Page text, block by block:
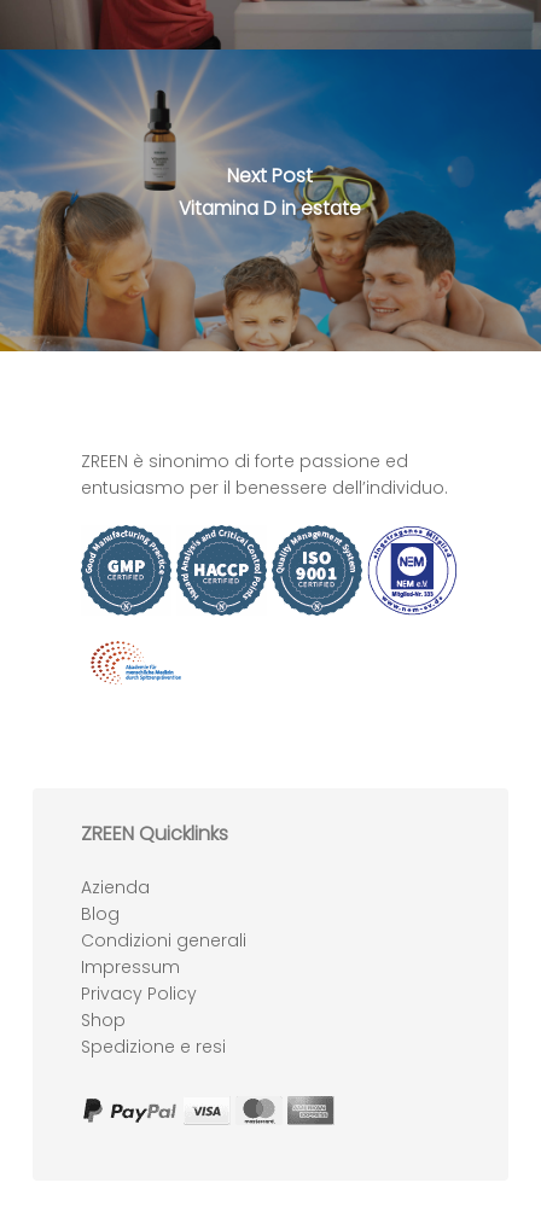
Next Post
Vitamina D in estate
ZREEN è sinonimo di forte passione ed
entusiasmo per il benessere dell’individuo.
ZREEN Quicklinks
Azienda
Blog
Condizioni generali
Impressum
Privacy Policy
Shop
Spedizione e resi